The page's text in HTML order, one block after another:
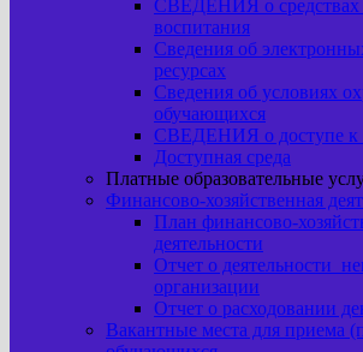
СВЕДЕНИЯ о средствах
воспитания
Сведения об
ресурсах
Сведения об условиях
обучающихся
СВЕДЕНИЯ о доступе
Доступная среда
Платные образовательные
Финансово-хозяйственная
План финансово-
деятельности
Отчет о деятельности
организации
Отчет о расходовании
Вакантные места для приема